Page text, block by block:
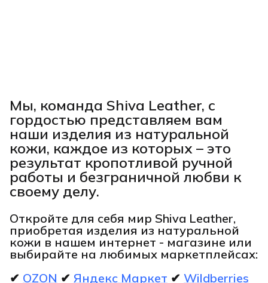
Мы, команда Shiva Leather, с
гордостью представляем вам
наши изделия из натуральной
кожи, каждое из которых – это
результат кропотливой ручной
работы и безграничной любви к
своему делу.
Откройте для себя мир Shiva Leather,
приобретая изделия из натуральной
кожи в нашем интернет - магазине или
выбирайте на любимых маркетплейсах:
✔ OZON ✔ Яндекс Маркет ✔ Wildberries